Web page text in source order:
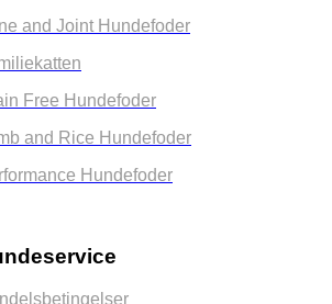
and Joint Hundefoder
Free Hundefoder
and Rice Hundefoder
Hundefoder